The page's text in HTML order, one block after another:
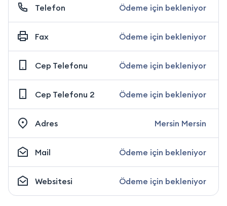
Telefon Ödeme için bekleniyor
Fax Ödeme için bekleniyor
Cep Telefonu Ödeme için bekleniyor
Cep Telefonu 2 Ödeme için bekleniyor
Adres Mersin Mersin
Mail Ödeme için bekleniyor
Websitesi Ödeme için bekleniyor